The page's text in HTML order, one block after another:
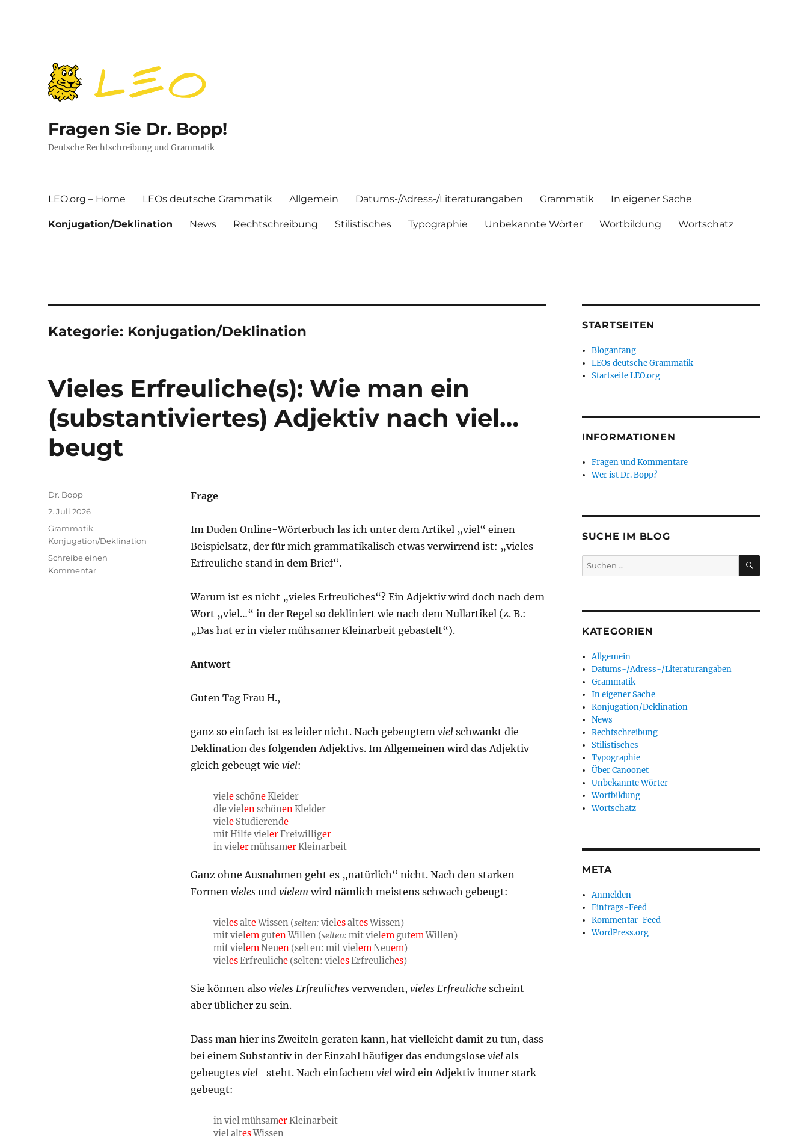
Fragen Sie Dr. Bopp!
Deutsche Rechtschreibung und Grammatik
LEO.org – Home LEOs deutsche Grammatik Allgemein Datums-/Adress-/Literaturangaben Grammatik In eigener Sache
Konjugation/Deklination News Rechtschreibung Stilistisches Typographie Unbekannte Wörter Wortbildung Wortschatz
Kategorie: Konjugation/Deklination
Vieles Erfreuliche(s): Wie man ein
(substantiviertes) Adjektiv nach viel…
beugt
Frage
Im Duden Online-Wörterbuch las ich unter dem Artikel „viel“ einen
Beispielsatz, der für mich grammatikalisch etwas verwirrend ist: „vieles
Erfreuliche stand in dem Brief“.
Warum ist es nicht „vieles Erfreuliches“? Ein Adjektiv wird doch nach dem
Wort „viel…“ in der Regel so dekliniert wie nach dem Nullartikel (z. B.:
„Das hat er in vieler mühsamer Kleinarbeit gebastelt“).
Antwort
Guten Tag Frau H.,
ganz so einfach ist es leider nicht. Nach gebeugtem vielschwankt die
Deklination des folgenden Adjektivs. Im Allgemeinen wird das Adjektiv
gleich gebeugt wie viel:
vieleschöneKleider
die vielenschönenKleider
viele Studierende
mit Hilfe vielerFreiwilliger
in vielermühsamerKleinarbeit
Ganz ohne Ausnahmen geht es „natürlich“ nicht. Nach den starken
Formen vielesund vielem wird nämlich meistens schwach gebeugt:
vielesalteWissen (selten: vielesaltesWissen)
mit vielem gutenWillen (selten: mit vielem gutemWillen)
mit vielemNeuen (selten: mit vielemNeuem)
vielesErfreuliche (selten: vielesErfreuliches)
Sie können also vieles Erfreulichesverwenden, vieles Erfreulichescheint
aber üblicher zu sein.
Dass man hier ins Zweifeln geraten kann, hat vielleicht damit zu tun, dass
bei einem Substantiv in der Einzahl häufiger das endungslose vielals
gebeugtes viel- steht. Nach einfachem vielwird ein Adjektiv immer stark
gebeugt:
in viel mühsamerKleinarbeit
viel altesWissen
Autor
Dr. Bopp
Veröffentlicht
2. Juli 2026
Kategorien
Grammatik,
Konjugation/Deklination
Schreibe einen
Kommentarzu
STARTSEITEN
Bloganfang
LEOs deutsche Grammatik
Startseite LEO.org
INFORMATIONEN
Fragen und Kommentare
Wer ist Dr. Bopp?
SUCHE IM BLOG
Suchen
nach:
SUCHEN
KATEGORIEN
Allgemein
Datums-/Adress-/Literaturangaben
Grammatik
In eigener Sache
Konjugation/Deklination
News
Rechtschreibung
Stilistisches
Typographie
Über Canoonet
Unbekannte Wörter
Wortbildung
Wortschatz
META
Anmelden
Eintrags-Feed
Kommentar-Feed
WordPress.org